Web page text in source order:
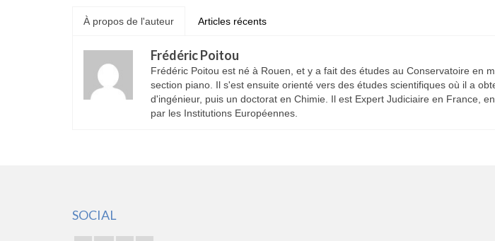
À propos de l'auteur Articles récents
Frédéric Poitou
Frédéric Poitou est né à Rouen, et y a fait des études au Conservatoire en
section piano. Il s'est ensuite orienté vers des études scientifiques où il a
d'ingénieur, puis un doctorat en Chimie. Il est Expert Judiciaire en France,
par les Institutions Européennes.
SOCIAL